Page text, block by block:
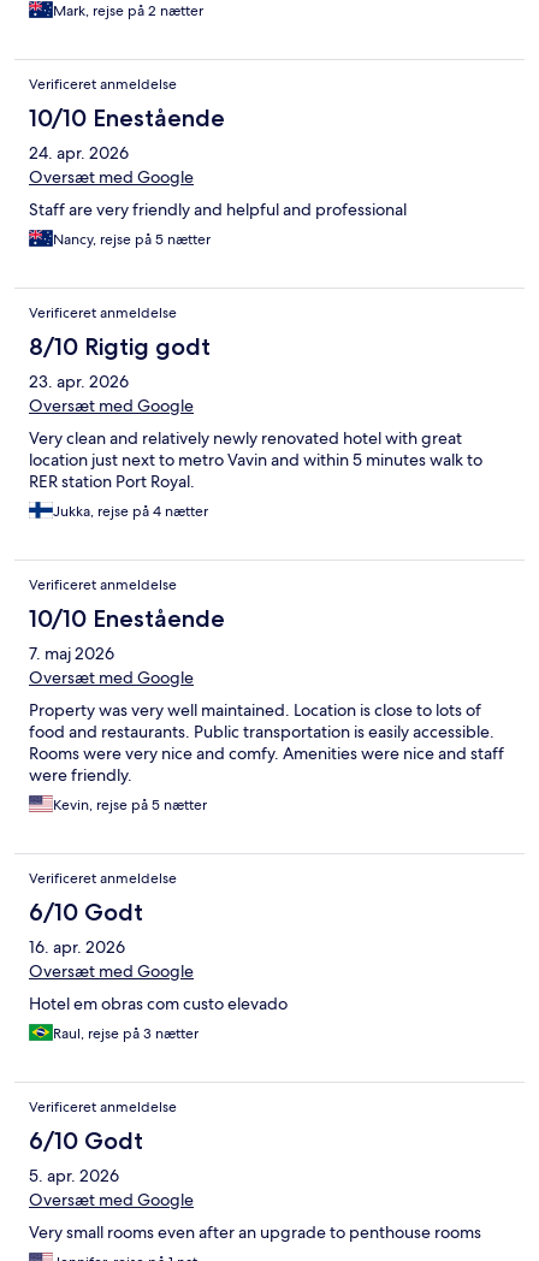
Mark, rejse på 2 nætter
Verificeret anmeldelse
10/10 Enestående
24. apr. 2026
Oversæt med Google
Staff are very friendly and helpful and professional
Nancy, rejse på 5 nætter
Verificeret anmeldelse
8/10 Rigtig godt
23. apr. 2026
Oversæt med Google
Very clean and relatively newly renovated hotel with great
location just next to metro Vavin and within 5 minutes walk to
RER station Port Royal.
Jukka, rejse på 4 nætter
Verificeret anmeldelse
10/10 Enestående
7. maj 2026
Oversæt med Google
Property was very well maintained. Location is close to lots of
food and restaurants. Public transportation is easily accessible.
Rooms were very nice and comfy. Amenities were nice and staff
were friendly.
Kevin, rejse på 5 nætter
Verificeret anmeldelse
6/10 Godt
16. apr. 2026
Oversæt med Google
Hotel em obras com custo elevado
Raul, rejse på 3 nætter
Verificeret anmeldelse
6/10 Godt
5. apr. 2026
Oversæt med Google
Very small rooms even after an upgrade to penthouse rooms